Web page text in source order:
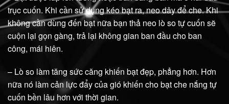
trục cuốn. Khi cần sử dụng kéo bạt ra, neo dây để che. Khi
không cần dùng đến bạt nữa bạn thả neo lò so tự cuốn sẽ
cuộn lại gọn gàng, trả lại không gian ban đầu cho ban
công, mái hiên.
– Lò so làm tăng sức căng khiến bạt đẹp, phẳng hơn. Hơn
nữa nó làm cản lực đẩy của gió khiến cho bạt che nắng tự
cuốn bền lâu hơn với thời gian.